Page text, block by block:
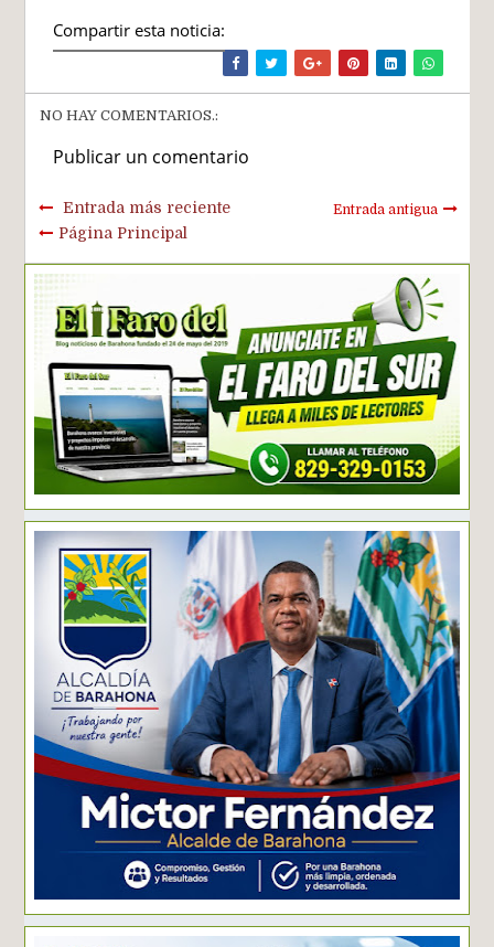
Compartir esta noticia:
NO HAY COMENTARIOS.:
Publicar un comentario
Entrada más reciente Entrada antigua
Página Principal